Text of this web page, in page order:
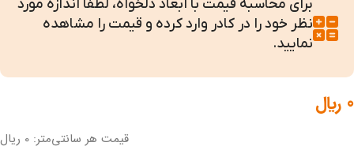
برای محاسبه قیمت با ابعاد دلخواه، لطفاً اندازه مورد
نظر خود را در کادر وارد کرده و قیمت را مشاهده
نمایید.
0 ﷼
قیمت هر سانتی‌متر: 0 ریال